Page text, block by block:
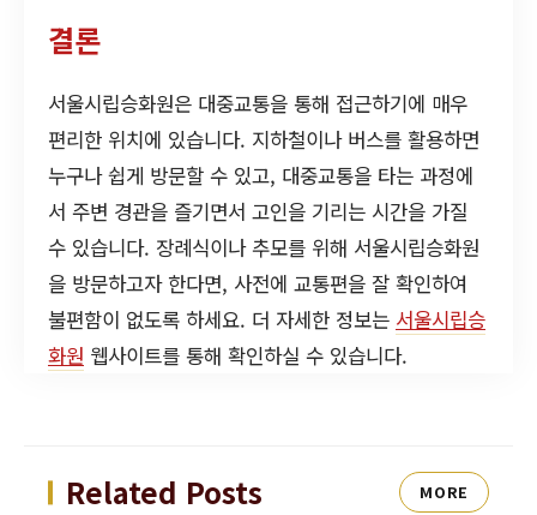
결론
서울시립승화원은 대중교통을 통해 접근하기에 매우
편리한 위치에 있습니다. 지하철이나 버스를 활용하면
누구나 쉽게 방문할 수 있고, 대중교통을 타는 과정에
서 주변 경관을 즐기면서 고인을 기리는 시간을 가질
수 있습니다. 장례식이나 추모를 위해 서울시립승화원
을 방문하고자 한다면, 사전에 교통편을 잘 확인하여
불편함이 없도록 하세요. 더 자세한 정보는 서울시립승
화원 웹사이트를 통해 확인하실 수 있습니다.
Related Posts MORE